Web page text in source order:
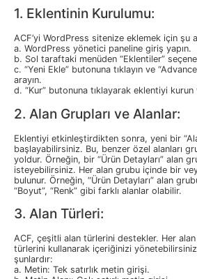
1. Eklentinin Kurulumu:
ACF’yi WordPress sitenize eklemek için şu
a. WordPress yönetici paneline giriş yapın.
b. Sol taraftaki menüden “Eklentiler”
c. “Yeni Ekle” butonuna tıklayın ve
arayın.
d. “Kur” butonuna tıklayarak eklentiyi
2. Alan Grupları ve Alanlar:
Eklentiyi etkinleştirdikten sonra, yeni bir
başlayabilirsiniz. Bu, benzer özel alanları
yoldur. Örneğin, bir “Ürün Detayları” alan
isteyebilirsiniz. Her alan grubu içinde bir
bulunur. Örneğin, “Ürün Detayları” alan
“Boyut”, “Renk” gibi farklı alanlar olabilir.
3. Alan Türleri:
ACF, çeşitli alan türlerini destekler. Her
türlerini kullanarak içeriğinizi
şunlardır:
a. Metin: Tek satırlık metin girişi.